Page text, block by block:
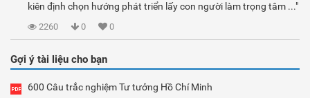
kiên định chọn hướng phát triển lấy con người làm trọng tâm ..."
2260 0 0
Gợi ý tài liệu cho bạn
600 Câu trắc nghiệm Tư tưởng Hồ Chí Minh